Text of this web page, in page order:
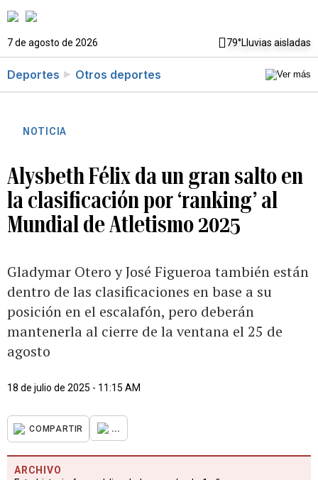
7 de agosto de 2026 79°Lluvias aisladas
Deportes Otros deportes
NOTICIA
Alysbeth Félix da un gran salto en
la clasificación por ‘ranking’ al
Mundial de Atletismo 2025
Gladymar Otero y José Figueroa también están
dentro de las clasificaciones en base a su
posición en el escalafón, pero deberán
mantenerla al cierre de la ventana el 25 de
agosto
18 de julio de 2025 - 11:15 AM
COMPARTIR ...
ARCHIVO